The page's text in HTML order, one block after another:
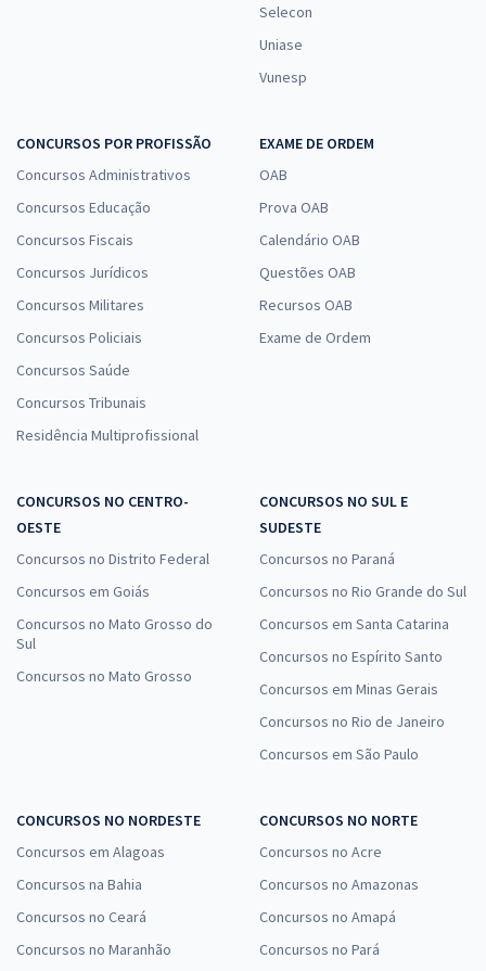
Selecon
Uniase
Vunesp
CONCURSOS POR PROFISSÃO
Concursos Administrativos
Concursos Educação
Concursos Fiscais
Concursos Jurídicos
Concursos Militares
Concursos Policiais
Concursos Saúde
Concursos Tribunais
Residência Multiprofissional
EXAME DE ORDEM
OAB
Prova OAB
Calendário OAB
Questões OAB
Recursos OAB
Exame de Ordem
CONCURSOS NO CENTRO-
OESTE
Concursos no Distrito Federal
Concursos em Goiás
Concursos no Mato Grosso do
Sul
Concursos no Mato Grosso
CONCURSOS NO SUL E
SUDESTE
Concursos no Paraná
Concursos no Rio Grande do Sul
Concursos em Santa Catarina
Concursos no Espírito Santo
Concursos em Minas Gerais
Concursos no Rio de Janeiro
Concursos em São Paulo
CONCURSOS NO NORDESTE
Concursos em Alagoas
Concursos na Bahia
Concursos no Ceará
Concursos no Maranhão
CONCURSOS NO NORTE
Concursos no Acre
Concursos no Amazonas
Concursos no Amapá
Concursos no Pará